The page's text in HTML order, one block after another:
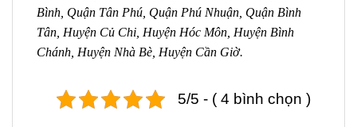
Bình, Quận Tân Phú, Quận Phú Nhuận, Quận Bình
Tân, Huyện Củ Chi, Huyện Hóc Môn, Huyện Bình
Chánh, Huyện Nhà Bè, Huyện Cần Giờ.
5/5 - ( 4 bình chọn )